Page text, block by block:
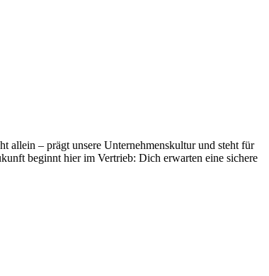
allein – prägt unsere Unternehmenskultur und steht für
beginnt hier im Vertrieb: Dich erwarten eine sichere